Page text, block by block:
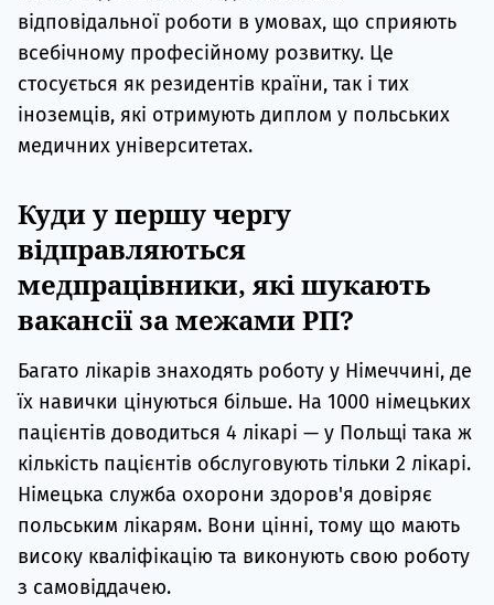
відповідальної роботи в умовах, що сприяють
всебічному професійному розвитку. Це
стосується як резидентів країни, так і тих
іноземців, які отримують диплом у польських
медичних університетах.
Куди у першу чергу
відправляються
медпрацівники, які шукають
вакансії за межами РП?
Багато лікарів знаходять роботу у Німеччині, де
їх навички цінуються більше. На 1000 німецьких
пацієнтів доводиться 4 лікарі — у Польщі така ж
кількість пацієнтів обслуговують тільки 2 лікарі.
Німецька служба охорони здоров'я довіряє
польським лікарям. Вони цінні, тому що мають
високу кваліфікацію та виконують свою роботу
з самовіддачею.